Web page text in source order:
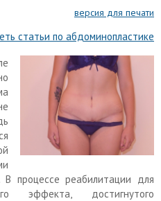
версия для печати
статьи по абдоминопластике
процессе реабилитации для
эффекта, достигнутого